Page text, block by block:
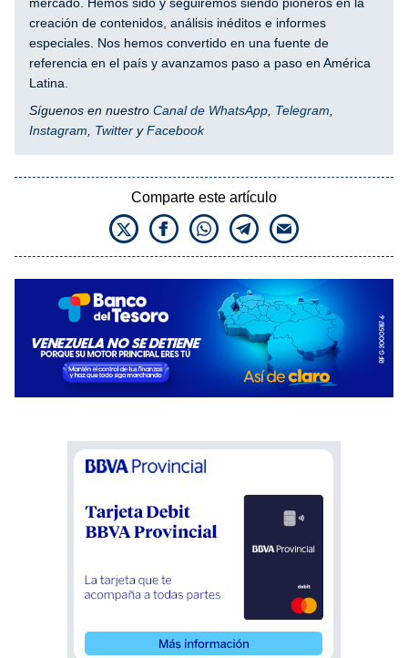
creación de contenidos, análisis inéditos e informes
especiales. Nos hemos convertido en una fuente de
referencia en el país y avanzamos paso a paso en América
Latina.
Síguenos en nuestro Canal de WhatsApp Telegram
Instagram
Twitter yFacebook
Comparte este artículo